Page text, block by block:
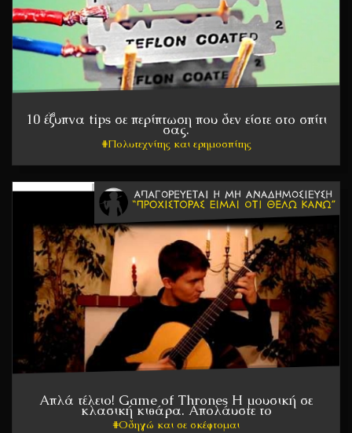
10 έξυπνα tips σε περίπτωση που δεν είστε στο σπίτι
σας.
Πολυτεχνίτης και ερημοσπίτης
Απλά τέλειο! Game of Thrones Η μουσική σε
κλασική κιθάρα. Απολάυστε το
Οδηγώ και σε σκέφτομαι